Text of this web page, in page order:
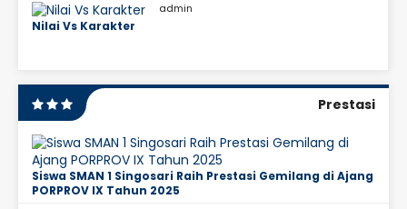
admin
Nilai Vs Karakter
Prestasi
Siswa SMAN 1 Singosari Raih Prestasi Gemilang di Ajang
PORPROV IX Tahun 2025